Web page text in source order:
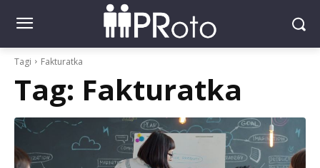
Tagi Fakturatka
Tag: Fakturatka